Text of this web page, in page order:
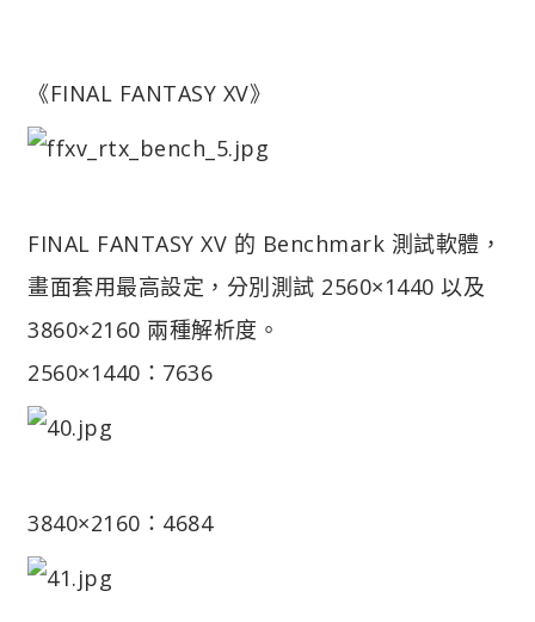
《FINAL FANTASY XV》
FINAL FANTASY XV 的 Benchmark 測試軟體，
畫面套用最高設定，分別測試 2560×1440 以及
3860×2160 兩種解析度。
2560×1440：7636
3840×2160：4684